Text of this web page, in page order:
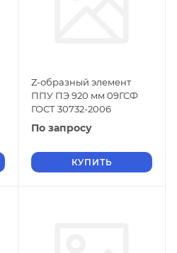
Z-образный элемент
ППУ ПЭ 920 мм 09ГСФ
ГОСТ 30732-2006
По запросу
КУПИТЬ